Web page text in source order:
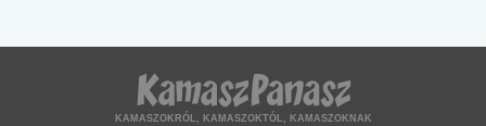
KAMASZOKRÓL, KAMASZOKTÓL, KAMASZOKNAK